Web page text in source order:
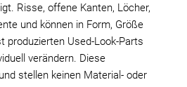
Risse, offene Kanten, Löcher,
und können in Form, Größe
produzierten Used-Look-Parts
verändern. Diese
stellen keinen Material- oder